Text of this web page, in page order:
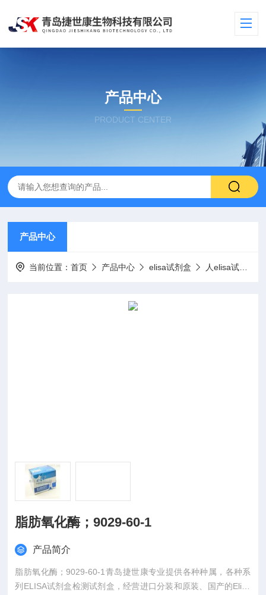
产品中心
PRODUCT CENTER
产品中心
当前位置：首页 产品中心 elisa试剂盒 人elisa试剂盒
脂肪氧化酶；9029-60-1
产品简介
脂肪氧化酶；9029-60-1青岛捷世康专业提供各种种属，各种系
列ELISA试剂盒检测试剂盒，经营进口分装和原装、国产的Elisa